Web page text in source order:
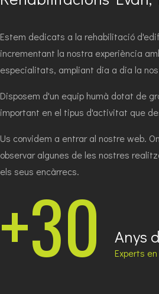
Estem dedicats a la rehabilitació
incrementant la nostra experiència
especialitats, ampliant dia a dia la
Disposem d'un equip humà dotat de
important en el tipus d'activitat que
Us convidem a entrar al nostre web.
observar algunes de les nostres
els seus encàrrecs.
+30 Anys
Experts